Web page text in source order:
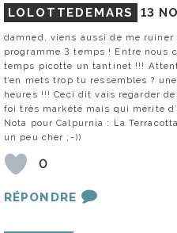
LOLOTTEDEMARS 13
damned, viens aussi de me
programme 3 temps ! Entre nous
temps picotte un tantinet !!!
t’en mets trop tu ressembles ?
heures !!! Ceci dit vais regarder
foi très markété mais qui mérite
Nota pour Calpurnia : La
un peu cher ;-))
0
RÉPONDRE